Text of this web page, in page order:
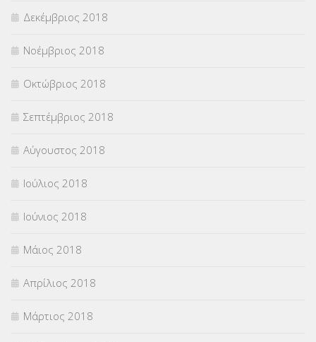
Δεκέμβριος 2018
Νοέμβριος 2018
Οκτώβριος 2018
Σεπτέμβριος 2018
Αύγουστος 2018
Ιούλιος 2018
Ιούνιος 2018
Μάιος 2018
Απρίλιος 2018
Μάρτιος 2018